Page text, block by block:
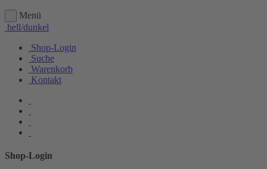
Menü
hell/dunkel
Shop-Login
Suche
Warenkorb
Kontakt
Shop-Login